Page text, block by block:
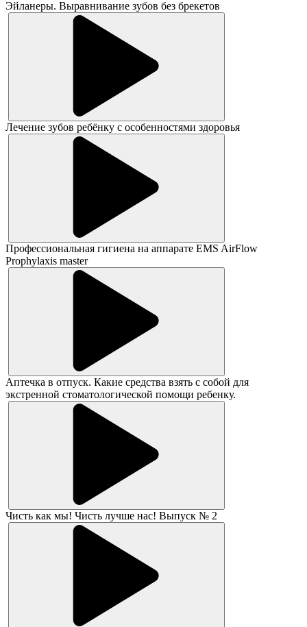
Эйланеры. Выравнивание зубов без брекетов
Лечение зубов ребёнку с особенностями здоровья
Профессиональная гигиена на аппарате EMS AirFlow
Prophylaxis master
Аптечка в отпуск. Какие средства взять с собой для
экстренной стоматологической помощи ребенку.
Чисть как мы! Чисть лучше нас! Выпуск № 2